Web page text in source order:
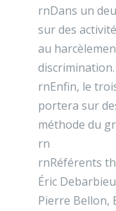
rnDans un
sur des
au
discrimination.
rnEnfin, le
portera sur
méthode du
rn
rnRéférents
Éric
Pierre Bellon,